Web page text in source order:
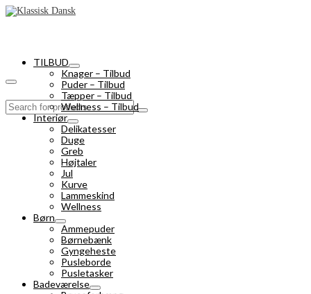
Search
for:
TILBUD
Knager – Tilbud
Puder – Tilbud
Tæpper – Tilbud
Wellness – Tilbud
Interiør
Delikatesser
Duge
Greb
Højtaler
Jul
Kurve
Lammeskind
Wellness
Børn
Ammepuder
Børnebænk
Gyngeheste
Pusleborde
Pusletasker
Badeværelse